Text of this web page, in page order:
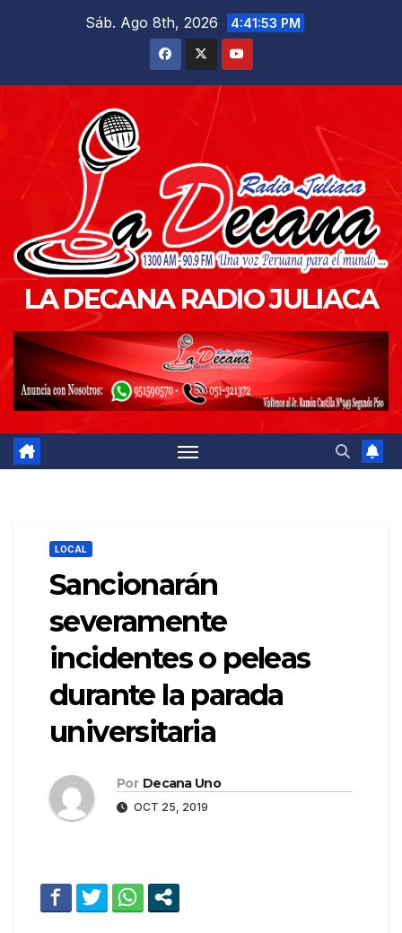
Sáb. Ago 8th, 2026 4:41:54 PM
LA DECANA RADIO JULIACA
LOCAL
Sancionarán
severamente
incidentes o peleas
durante la parada
universitaria
Por Decana Uno
OCT 25, 2019